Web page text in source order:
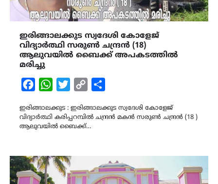
ഇരിങ്ങാലക്കുട സ്വദേശി കോളേജ്
വിദ്യാർത്ഥി സരുൺ ചന്ദ്രൻ (18)
ആലുവയിൽ ബൈക്ക് അപകടത്തിൽ
മരിച്ചു
FacebookWhatsAppTwitterCopy
ഇരിങ്ങാലക്കുട : ഇരിങ്ങാലക്കുട സ്വദേശി കോളേജ്
വിദ്യാർത്ഥി കരിപ്പറമ്പിൽ ചന്ദ്രൻ മകൻ സരുൺ ചന്ദ്രൻ (18 )
ആലുവയിൽ ബൈക്ക്…